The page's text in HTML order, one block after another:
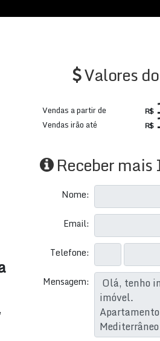
,
Valores
R$
Vendas a partir de
R$
Vendas irão até
Receber
Nome:
Email:
Telefone:
Mensagem: